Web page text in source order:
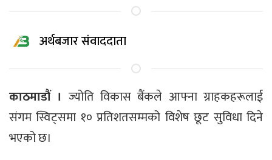
अर्थबजार संवाददाता
काठमाडौं । ज्योति विकास बैंकले आफ्ना ग्राहकहरूलाई
संगम स्विट्समा १० प्रतिशतसम्मको विशेष छूट सुविधा दिने
भएको छ।